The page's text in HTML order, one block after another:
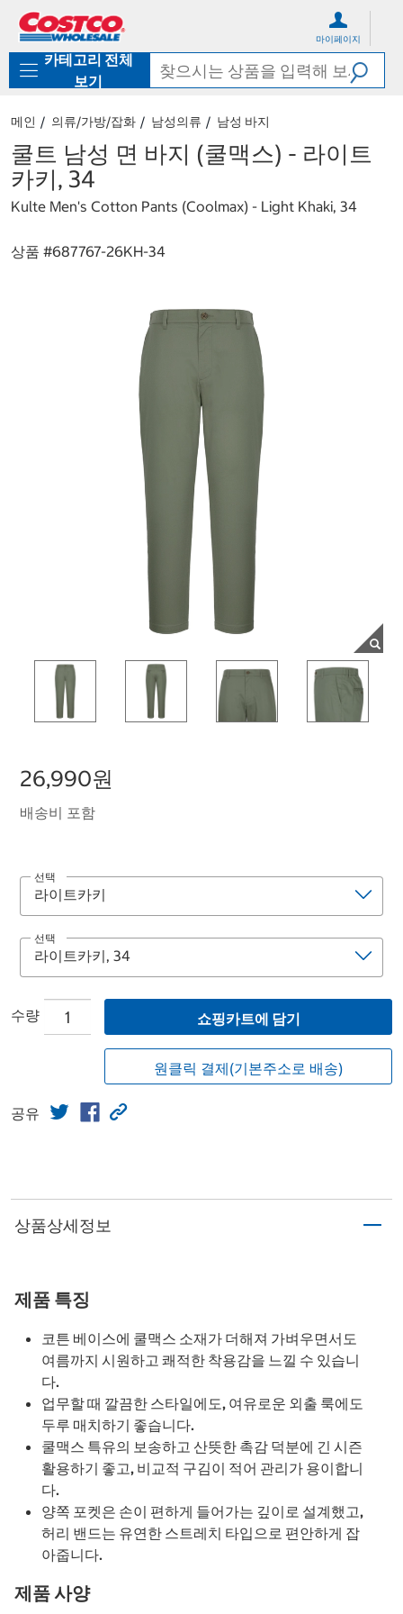
로
기
가
마이페이지
카테고리 전체
보기
메인 의류/가방/잡화 남성의류 남성 바지
쿨트 남성 면 바지 (쿨맥스) - 라이트
카키, 34
Kulte Men's Cotton Pants (Coolmax) - Light Khaki, 34
상품 #687767-26KH-34
26,990원
배송비 포함
선택
선택
수량 쇼핑카트에 담기
원클릭 결제(기본주소로 배송)
공유
상품상세정보
제품 특징
코튼 베이스에 쿨맥스 소재가 더해져 가벼우면서도
여름까지 시원하고 쾌적한 착용감을 느낄 수 있습니
다.
업무할 때 깔끔한 스타일에도, 여유로운 외출 룩에도
두루 매치하기 좋습니다.
쿨맥스 특유의 보송하고 산뜻한 촉감 덕분에 긴 시즌
활용하기 좋고, 비교적 구김이 적어 관리가 용이합니
다.
양쪽 포켓은 손이 편하게 들어가는 깊이로 설계했고,
허리 밴드는 유연한 스트레치 타입으로 편안하게 잡
아줍니다.
제품 사양